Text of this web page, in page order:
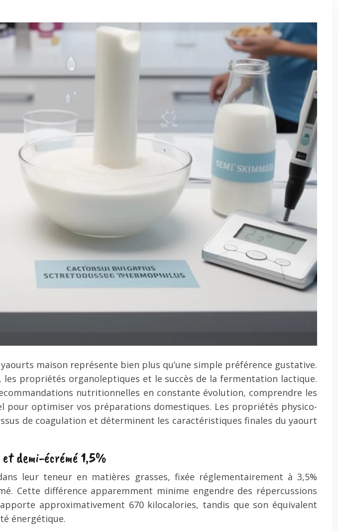
maison représente bien plus qu’une simple préférence gustative.
propriétés organoleptiques et le succès de la fermentation lactique.
nutritionnelles en constante évolution, comprendre les
pour optimiser vos préparations domestiques. Les propriétés physico-
de coagulation et déterminent les caractéristiques finales du yaourt
demi-écrémé 1,5%
leur teneur en matières grasses, fixée réglementairement à 3,5%
Cette différence apparemment minime engendre des répercussions
approximativement 670 kilocalories, tandis que son équivalent
énergétique.